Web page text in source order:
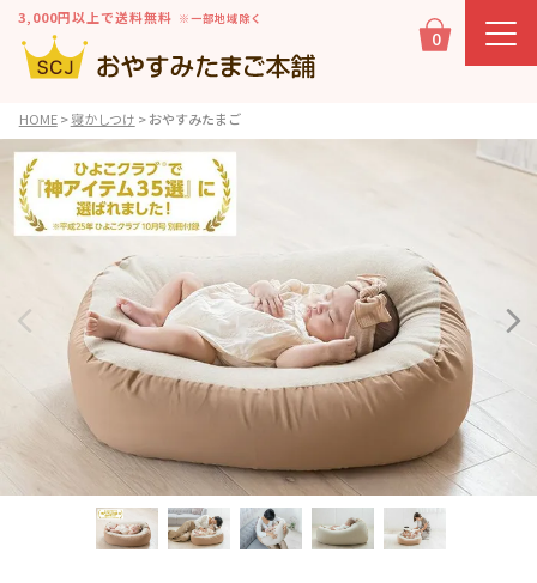
3,000円以上で送料無料 ※一部地域除く
0
HOME 寝かしつけ おやすみたまご